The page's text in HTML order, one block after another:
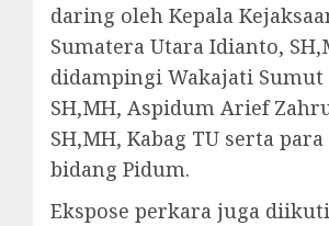
daring oleh Kepala
Sumatera Utara Idianto,
didampingi Wakajati Sumut
SH,MH, Aspidum Arief
SH,MH, Kabag TU serta
bidang Pidum.
Ekspose perkara juga